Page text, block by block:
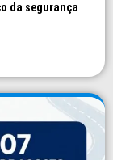
da segurança